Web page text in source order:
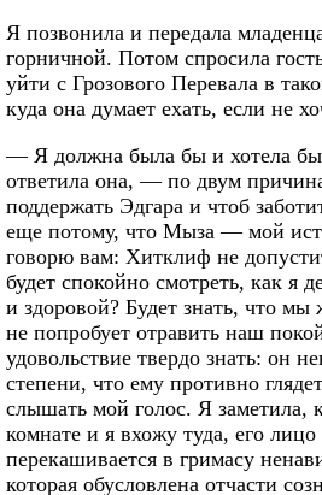
Я позвонила и передала
горничной. Потом спросила
уйти с Грозового Перевала в
куда она думает ехать, если не
— Я должна была бы и хотела бы
ответила она, — по двум
поддержать Эдгара и чтоб
еще потому, что Мыза — мой
говорю вам: Хитклиф не
будет спокойно смотреть, как я
и здоровой? Будет знать, что
не попробует отравить наш
удовольствие твердо знать: он
степени, что ему противно
слышать мой голос. Я заметила,
комнате и я вхожу туда, его
перекашивается в гримасу
которая обусловлена отчасти